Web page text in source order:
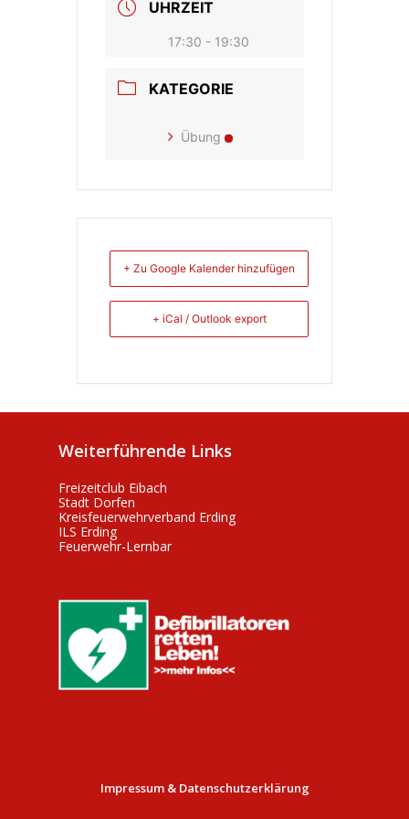
UHRZEIT
17:30 - 19:30
KATEGORIE
Übung
+ Zu Google Kalender hinzufügen
+ iCal / Outlook export
Weiterführende Links
Freizeitclub Eibach
Stadt Dorfen
Kreisfeuerwehrverband Erding
ILS Erding
Feuerwehr-Lernbar
Impressum & Datenschutzerklärung